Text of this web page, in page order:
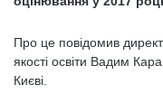
Про це повідомив
якості освіти Вадим
Києві.